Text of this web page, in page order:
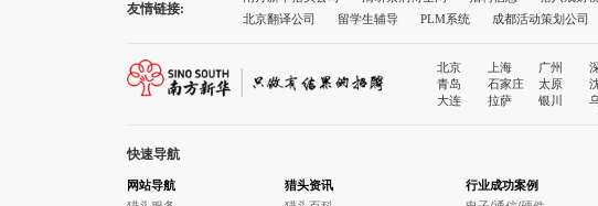
友情链接:
北京翻译公司
留学生辅导 PLM系统 成都活动策划公司
北京
上海 广州
青岛
石家庄 太原
大连
拉萨 银川
快速导航
网站导航
猎头资讯
行业成功案例